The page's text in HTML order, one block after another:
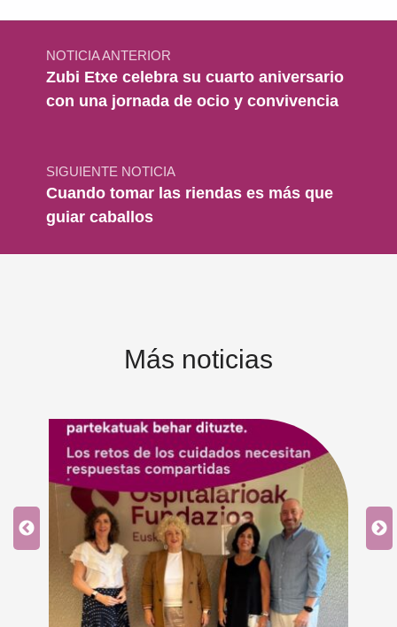
Navegación de entradas
NOTICIA ANTERIOR
Zubi Etxe celebra su cuarto aniversario
con una jornada de ocio y convivencia
SIGUIENTE NOTICIA
Cuando tomar las riendas es más que
guiar caballos
Más noticias